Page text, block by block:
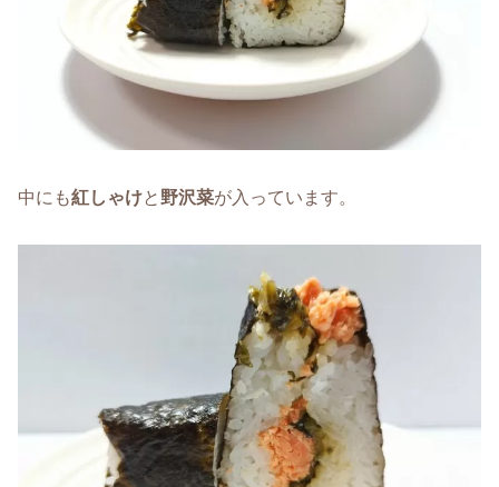
中にも紅しゃけと 野沢菜が入っています。